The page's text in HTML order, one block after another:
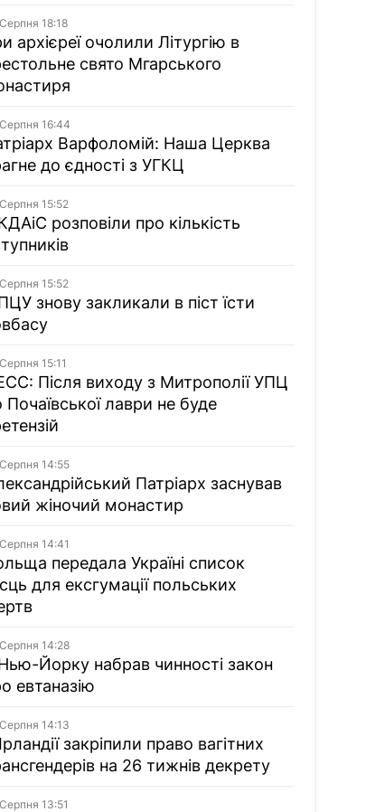
18:18
архієреї очолили Літургію в
свято Мгарського
16:44
Варфоломій: Наша Церква
до єдності з УГКЦ
15:52
розповіли про кількість
15:52
знову закликали в піст їсти
15:11
Після виходу з Митрополії УПЦ
Почаївської лаври не буде
14:55
Патріарх заснував
жіночий монастир
14:41
передала Україні список
для ексгумації польських
14:28
Йорку набрав чинності закон
евтаназію
14:13
закріпили право вагітних
на 26 тижнів декрету
13:51